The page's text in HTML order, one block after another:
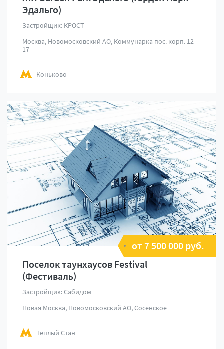
Эдальго)
Застройщик: КРОСТ
Москва, Новомосковский АО, Коммунарка пос. корп. 12-
17
Коньково
от 7 500 000 руб.
Поселок таунхаусов Festival
(Фестиваль)
Застройщик: Сабидом
Новая Москва, Новомосковский АО, Сосенское
Тёплый Стан